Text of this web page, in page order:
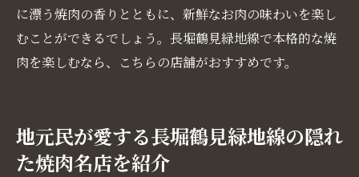
に漂う焼肉の香りとともに、新鮮なお肉の味わいを楽し
むことができるでしょう。長堀鶴見緑地線で本格的な焼
肉を楽しむなら、こちらの店舗がおすすめです。
地元民が愛する長堀鶴見緑地線の隠れ
た焼肉名店を紹介